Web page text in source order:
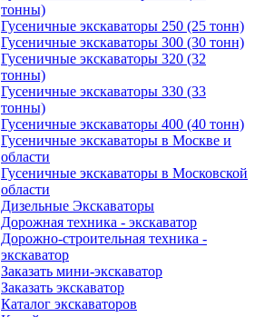
тонны)
Гусеничные экскаваторы 250 (25 тонн)
Гусеничные экскаваторы 300 (30 тонн)
Гусеничные экскаваторы 320 (32
тонны)
Гусеничные экскаваторы 330 (33
тонны)
Гусеничные экскаваторы 400 (40 тонн)
Гусеничные экскаваторы в Москве и
области
Гусеничные экскаваторы в Московской
области
Дизельные Экскаваторы
Дорожная техника - экскаватор
Дорожно-строительная техника -
экскаватор
Заказать мини-экскаватор
Заказать экскаватор
Каталог экскаваторов